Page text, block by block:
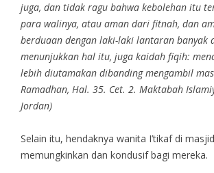
juga, dan tidak ragu bahwa kebolehan itu
para walinya, atau aman dari fitnah, dan
berduaan dengan laki-laki lantaran banyak
menunjukkan hal itu, juga kaidah fiqih:
lebih diutamakan dibanding mengambil
Ramadhan, Hal. 35. Cet. 2. Maktabah
Jordan)
Selain itu, hendaknya wanita I’tikaf di
memungkinkan dan kondusif bagi mereka.